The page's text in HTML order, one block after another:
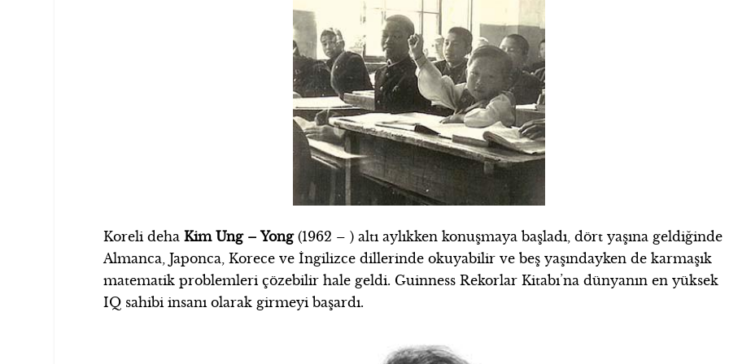
Koreli dehaKim Ung – Yong(1962 – ) altı aylıkken konuşmaya başladı, dört yaşına geldiğinde
Almanca, Japonca, Korece ve İngilizce dillerinde okuyabilir ve beş yaşındayken de karmaşık
matematik problemleri çözebilir hale geldi. Guinness Rekorlar Kitabı’na dünyanın en yüksek
IQ sahibi insanı olarak girmeyi başardı.